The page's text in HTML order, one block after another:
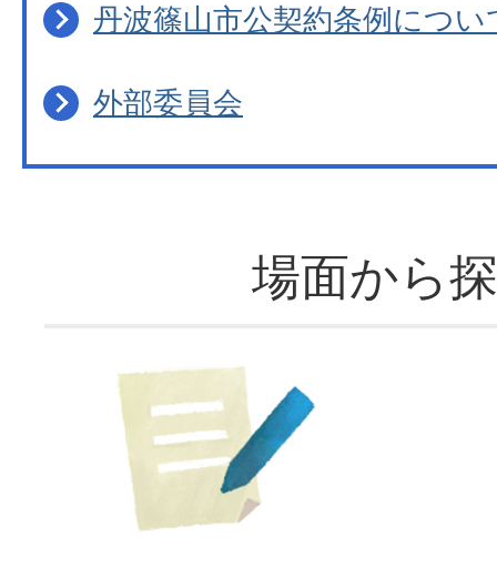
丹波篠山市公契約条例につい
外部委員会
場面から